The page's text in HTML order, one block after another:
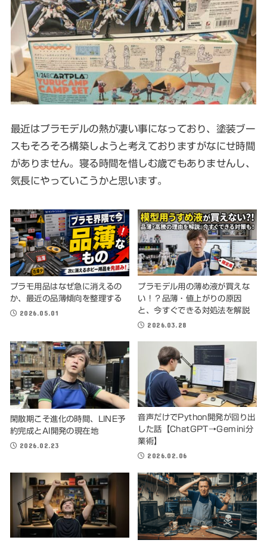
最近はプラモデルの熱が凄い事になっており、塗装ブー
スもそろそろ構築しようと考えておりますがなにせ時間
がありません。寝る時間を惜しむ歳でもありませんし、
気長にやっていこうかと思います。
プラモ用品はなぜ急に消えるの
か、最近の品薄傾向を整理する
2026.05.01
プラモデル用の薄め液が買えな
い！？品薄・値上がりの原因
と、今すぐできる対処法を解説
2026.03.28
閑散期こそ進化の時間、LINE予
約完成とAI開発の現在地
2026.02.23
音声だけでPython開発が回り出
した話【ChatGPT→Gemini分
業術】
2026.02.06